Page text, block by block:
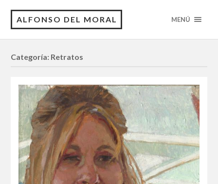
ALFONSO DEL MORAL MENÚ
Categoría: Retratos